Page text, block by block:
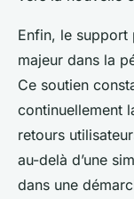
Enfin, le
majeur dans la
Ce soutien
continuellement
retours
au-delà d’une
dans une